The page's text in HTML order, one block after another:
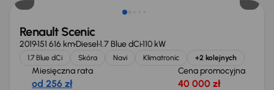
Renault Scenic
2019151 616 kmDiesel1.7 Blue dCi110 kW
1.7 Blue dCi Skóra Navi Klimatronic +2 kolejnych
Miesięczna rata
od 256 zł
Cena promocyjna
40 000 zł